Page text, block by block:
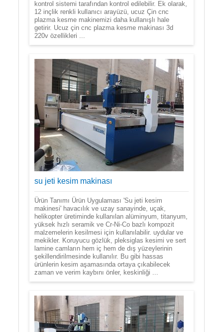
kontrol sistemi tarafından kontrol edilebilir. Ek olarak,
12 inçlik renkli kullanıcı arayüzü, ucuz Çin cnc
plazma kesme makinemizi daha kullanışlı hale
getirir. Ucuz çin cnc plazma kesme makinası 3d
220v özellikleri ...
su jeti kesim makinası
Ürün Tanımı Ürün Uygulaması 'Su jeti kesim
makinesi' havacılık ve uzay sanayinde, uçak,
helikopter üretiminde kullanılan alüminyum, titanyum,
yüksek hızlı seramik ve Cr-Ni-Co bazlı kompozit
malzemelerin kesilmesi için kullanılabilir. uydular ve
mekikler. Koruyucu gözlük, pleksiglas kesimi ve sert
lamine camların hem iç hem de dış yüzeylerinin
şekillendirilmesinde kullanılır. Bu gibi hassas
ürünlerin kesim aşamasında ortaya çıkabilecek
zaman ve verim kaybını önler, keskinliği ...